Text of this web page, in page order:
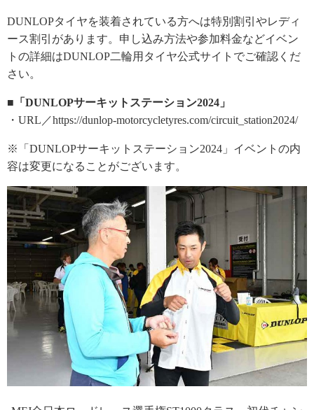
DUNLOPタイヤを装着されている方へは特別割引やレディ
ース割引があります。申し込み方法や参加料金などイベン
トの詳細はDUNLOP二輪用タイヤ公式サイトでご確認くだ
さい。
■「DUNLOPサーキットステーション2024」
・URL／https://dunlop-motorcycletyres.com/circuit_station2024/
※「DUNLOPサーキットステーション2024」イベントの内
容は変更になることがございます。